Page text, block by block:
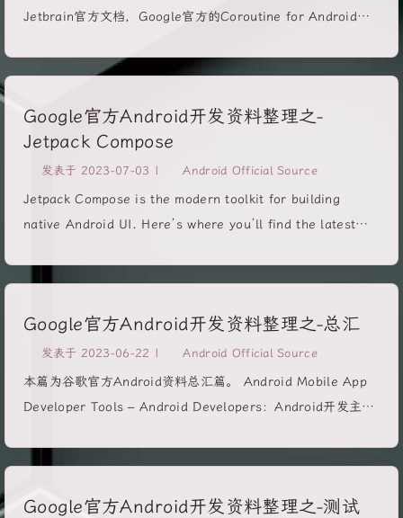
layer Domain layer | Android Developers (google.cn)
Jetbrain官方文档，Google官方的Coroutine for Android文
Kotlin coroutines–源码 All modules (kotlinlang.org)–协程
Documentation (kotlinlang.org) Coroutines basics | Kotlin
Documentation (kotlinlang.org) Coroutines and channels
− tutorial | Kotlin Documentation (kotlinlang.org)
Cancellation and timeouts | Kotlin Documentation
(kotlinlang.org) Composing suspending functions |...
Google官方Android开发资料整理之-
Jetpack Compose
发表于 2023-07-03 | Android Official Source
Jetpack Compose is the modern toolkit for building
native Android UI. Here’s where you’ll find the latest
UI. Foundation Thinking in Compose: Learn how
Compose’s declarative approach is different from the
view-based approach you may have used in the past, and
how to build a mental model of working with Compose.
Google官方Android开发资料整理之-总汇
发表于 2023-06-22 | Android Official Source
本篇为谷歌官方Android资料总汇篇。 Android Mobile App
Developer Tools – Android Developers：Android开发主页
Android studio相关的文档集合 Android Jetpack Dev
Google官方Android开发资料整理之-测试